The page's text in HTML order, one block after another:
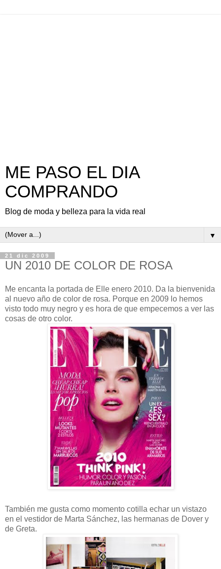
ME PASO EL DIA
COMPRANDO
Blog de moda y belleza para la vida real
▼
21 dic 2009
UN 2010 DE COLOR DE ROSA
Me encanta la portada de Elle enero 2010. Da la bienvenida
al nuevo año de color de rosa. Porque en 2009 lo hemos
visto todo muy negro y es hora de que empecemos a ver las
cosas de otro color.
También me gusta como momento cotilla echar un vistazo
en el vestidor de Marta Sánchez, las hermanas de Dover y
de Greta.